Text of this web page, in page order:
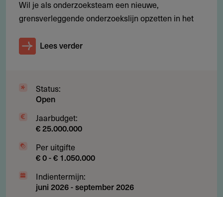
(Nijmegen), IHE Delft en TO2-instellingen
vaste promotiedatum hebben, mogen indienen; zij moeten
bij de start van de fellowship gepromoveerd zijn. Het
Werkgebied
Waar is deze subsidie beschikbaar?
Nederlandse kennisinstelling; de fellowship zelf vindt
Wil je als onderzoeksteam een nieuwe,
grensverleggende onderzoekslijn opzetten in het
Lees verder
Status:
Open
Jaarbudget:
€ 25.000.000
Per uitgifte
€ 0 - € 1.050.000
Indientermijn:
juni 2026-september 2026